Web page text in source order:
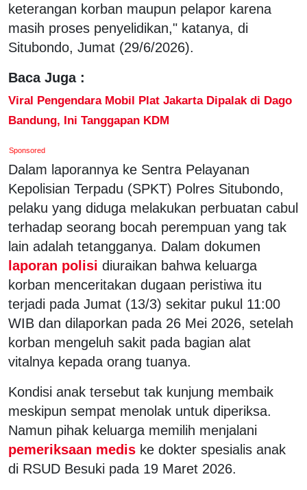
keterangan korban maupun pelapor karena
masih proses penyelidikan," katanya, di
Situbondo, Jumat (29/6/2026).
Baca Juga :
Viral Pengendara Mobil Plat Jakarta Dipalak di Dago
Bandung, Ini Tanggapan KDM
Sponsored
Dalam laporannya ke Sentra Pelayanan
Kepolisian Terpadu (SPKT) Polres Situbondo,
pelaku yang diduga melakukan perbuatan cabul
terhadap seorang bocah perempuan yang tak
lain adalah tetangganya. Dalam dokumen
laporan polisi diuraikan bahwa keluarga
korban menceritakan dugaan peristiwa itu
terjadi pada Jumat (13/3) sekitar pukul 11:00
WIB dan dilaporkan pada 26 Mei 2026, setelah
korban mengeluh sakit pada bagian alat
vitalnya kepada orang tuanya.
Kondisi anak tersebut tak kunjung membaik
meskipun sempat menolak untuk diperiksa.
Namun pihak keluarga memilih menjalani
pemeriksaan medis ke dokter spesialis anak
di RSUD Besuki pada 19 Maret 2026.